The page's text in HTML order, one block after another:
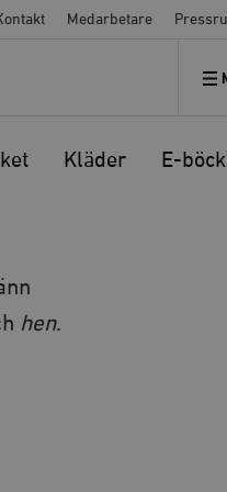
Medarbetare
Kläder E-
hen.